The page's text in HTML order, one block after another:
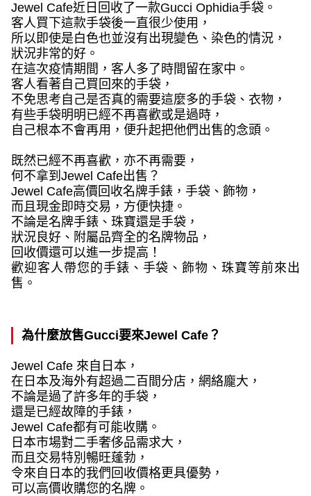
Jewel Cafe近日回收了一款Gucci Ophidia手袋。
客人買下這款手袋後一直很少使用，
所以即使是白色也並沒有出現變色、染色的情況，
狀況非常的好。
在這次疫情期間，客人多了時間留在家中。
客人看著自己買回來的手袋，
不免思考自己是否真的需要這麼多的手袋、衣物，
有些手袋明明已經不再喜歡或是過時，
自己根本不會再用，便升起把他們出售的念頭。
既然已經不再喜歡，亦不再需要，
何不拿到 Jewel Cafe出售？
Jewel Cafe高價回收名牌手錶，手袋、飾物，
而且現金即時交易，方便快捷。
不論是名牌手錶、珠寶還是手袋，
狀況良好、附屬品齊全的名牌物品，
回收價還可以進一步提高！
歡迎客人帶您的手錶、手袋、飾物、珠寶等前來出
售。
為什麼放售Gucci要來Jewel Cafe？
Jewel Cafe 來自日本，
在日本及海外有超過二百間分店，網絡龐大，
不論是過了許多年的手袋，
還是已經故障的手錶，
Jewel Cafe都有可能收購。
日本市場對二手奢侈品需求大，
而且交易特別暢旺蓬勃，
令來自日本的我們回收價格更具優勢，
可以高價收購您的名牌。